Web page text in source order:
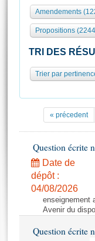
577 députés
Groupes
Commissions
Europe et
Pétitions
Projets de loi
Propositions de loi
Amendements
Textes adoptés
Organisation
Présidence
Statistiques
Documents
( Constitution |
Histoire
Juniors
Anciennes
Visite virtuelle
Assister à une
La
Contacts et
Photos libres
Amendements
Propositions
TRI DES
Trier par
« précedent
Question écrite
Date de
dépôt :
04/08/2026
enseignement
Avenir du
Question écrite